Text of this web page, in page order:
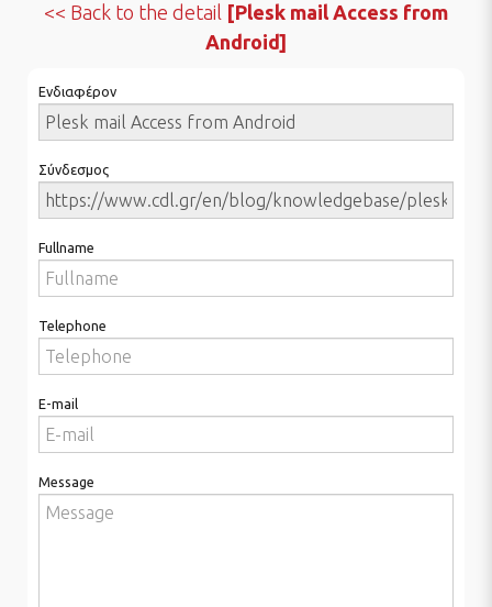
Back to the detail [Plesk mail Access from
Android]
Ενδιαφέρον
Σύνδεσμος
Fullname
Telephone
E-mail
Message